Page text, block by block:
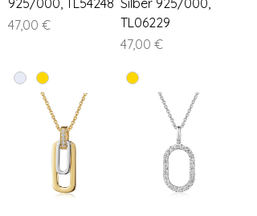
Preis
47,00 €
TL06229
Preis
47,00 €